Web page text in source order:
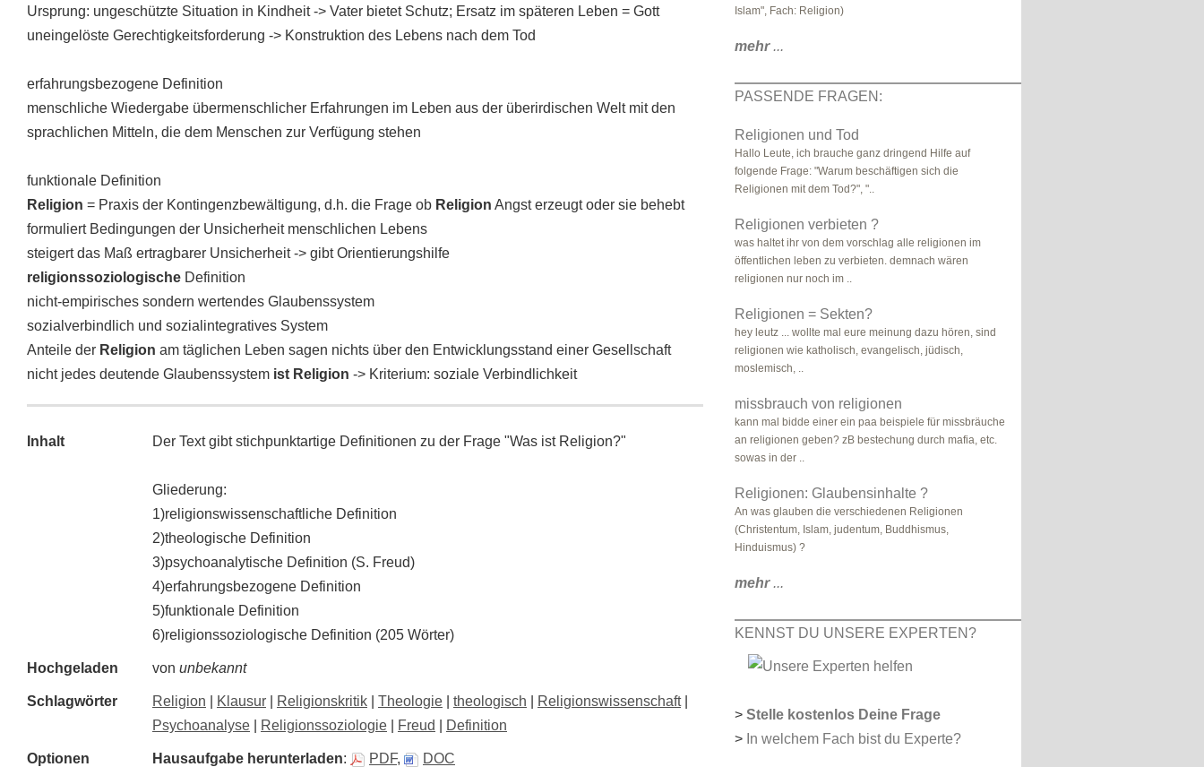
Ursprung: ungeschützte Situation in Kindheit -> Vater bietet Schutz; Ersatz im späteren Leben = Gott
uneingelöste Gerechtigkeitsforderung -> Konstruktion des Lebens nach dem Tod
erfahrungsbezogene Definition
menschliche Wiedergabe übermenschlicher Erfahrungen im Leben aus der überirdischen Welt mit den
sprachlichen Mitteln, die dem Menschen zur Verfügung stehen
funktionale Definition
Religion = Praxis der Kontingenzbewältigung, d.h. die Frage ob Religion Angst erzeugt oder sie behebt
formuliert Bedingungen der Unsicherheit menschlichen Lebens
steigert das Maß ertragbarer Unsicherheit -> gibt Orientierungshilfe
religionssoziologische Definition
nicht-empirisches sondern wertendes Glaubenssystem
sozialverbindlich und sozialintegratives System
Anteile der Religion am täglichen Leben sagen nichts über den Entwicklungsstand einer Gesellschaft
nicht jedes deutende Glaubenssystem ist Religion -> Kriterium: soziale Verbindlichkeit
Inhalt Der Text gibt stichpunktartige Definitionen zu der Frage "Was ist Religion?"
Gliederung:
1)religionswissenschaftliche Definition
2)theologische Definition
3)psychoanalytische Definition (S. Freud)
4)erfahrungsbezogene Definition
5)funktionale Definition
6)religionssoziologische Definition (205 Wörter)
Hochgeladen von unbekannt
Schlagwörter Religion Klausur Religionskritik Theologie theologisch Religionswissenschaft|
Psychoanalyse
Religionssoziologie Freud Definition
Optionen Hausaufgabe herunterladen: PDF, DOC
Islam", Fach: Religion)
mehr...
PASSENDE FRAGEN:
Religionen und Tod
Hallo Leute, ich brauche ganz dringend Hilfe auf
folgende Frage: "Warum beschäftigen sich die
Religionen mit dem Tod?", "..
Religionen verbieten ?
was haltet ihr von dem vorschlag alle religionen im
öffentlichen leben zu verbieten. demnach wären
religionen nur noch im ..
Religionen = Sekten?
hey leutz ... wollte mal eure meinung dazu hören, sind
religionen wie katholisch, evangelisch, jüdisch,
moslemisch, ..
missbrauch von religionen
kann mal bidde einer ein paa beispiele für missbräuche
an religionen geben? zB bestechung durch mafia, etc.
sowas in der ..
Religionen: Glaubensinhalte ?
An was glauben die verschiedenen Religionen
(Christentum, Islam, judentum, Buddhismus,
Hinduismus) ?
mehr...
KENNST DU UNSERE EXPERTEN?
> Stelle kostenlos Deine Frage
> In welchem Fach bist du Experte?